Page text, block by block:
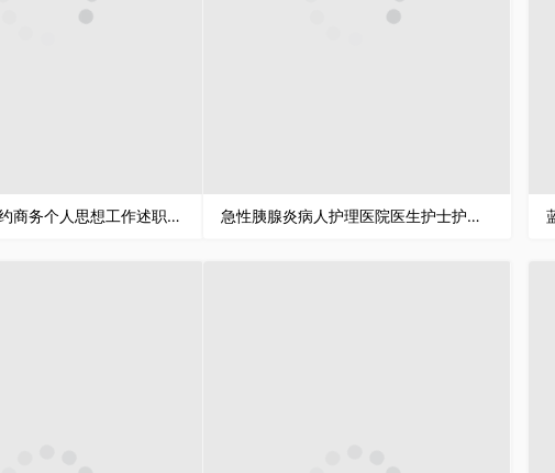
20XX实用简约商务个人思想工作述职汇报PPT模板 急性胰腺炎病人护理医院医生护士护理人员述职汇报培训课件PPT模板